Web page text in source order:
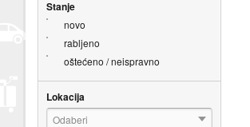
Stanje
novo
rabljeno
oštećeno / neispravno
Lokacija
Odaberi